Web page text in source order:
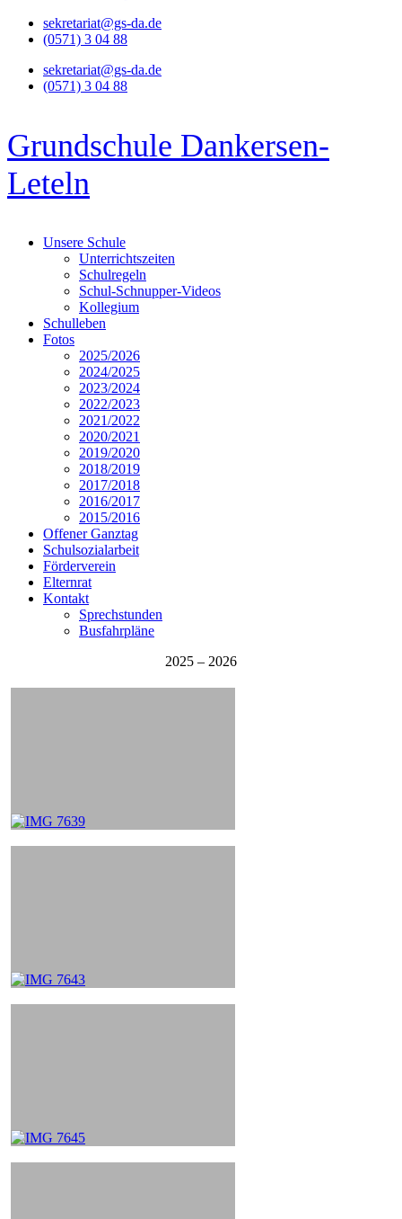
sekretariat@gs-da.de
(0571) 3 04 88
sekretariat@gs-da.de
(0571) 3 04 88
Grundschule Dankersen-
Leteln
Unsere Schule
Unterrichtszeiten
Schulregeln
Schul-Schnupper-Videos
Kollegium
Schulleben
Fotos
2025/2026
2024/2025
2023/2024
2022/2023
2021/2022
2020/2021
2019/2020
2018/2019
2017/2018
2016/2017
2015/2016
Offener Ganztag
Schulsozialarbeit
Förderverein
Elternrat
Kontakt
Sprechstunden
Busfahrpläne
2025 – 2026